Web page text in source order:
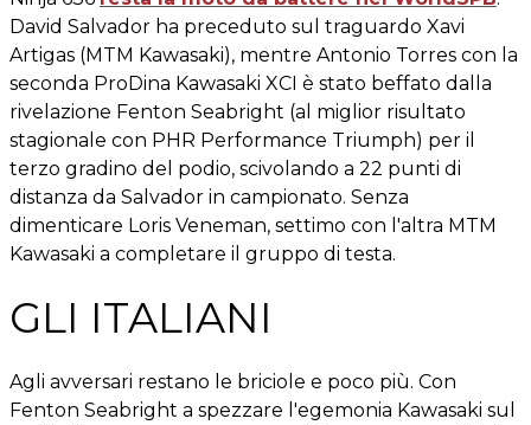
David Salvador ha preceduto sul traguardo Xavi
Artigas (MTM Kawasaki), mentre Antonio Torres con la
seconda ProDina Kawasaki XCI è stato beffato dalla
rivelazione Fenton Seabright (al miglior risultato
stagionale con PHR Performance Triumph) per il
terzo gradino del podio, scivolando a 22 punti di
distanza da Salvador in campionato. Senza
dimenticare Loris Veneman, settimo con l'altra MTM
Kawasaki a completare il gruppo di testa.
GLI ITALIANI
Agli avversari restano le briciole e poco più. Con
Fenton Seabright a spezzare l'egemonia Kawasaki sul